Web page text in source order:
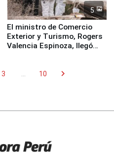
5
El ministro de Comercio
Exterior y Turismo, Rogers
Valencia Espinoza, llegó
3 10 chevron_right